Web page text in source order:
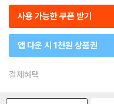
사용 가능한 쿠폰 받기
앱 다운 시 1천원 상품권
결제혜택